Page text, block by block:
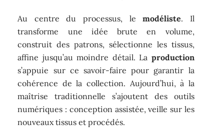
Au centre du processus, lemodéliste. Il
transforme une idée brute en volume,
construit des patrons, sélectionne les tissus,
affine jusqu’au moindre détail. La production
s’appuie sur ce savoir-faire pour garantir la
cohérence de la collection. Aujourd’hui, à la
maîtrise traditionnelle s’ajoutent des outils
numériques : conception assistée, veille sur les
nouveaux tissus et procédés.